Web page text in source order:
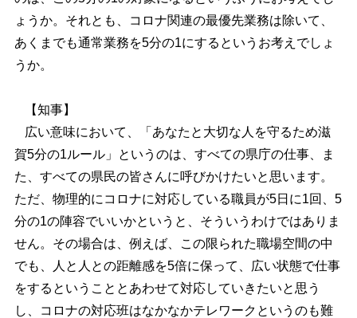
ょうか。それとも、コロナ関連の最優先業務は除いて、
あくまでも通常業務を5分の1にするというお考えでしょ
うか。
【知事】
広い意味において、「あなたと大切な人を守るため滋
賀5分の1ルール」というのは、すべての県庁の仕事、ま
た、すべての県民の皆さんに呼びかけたいと思います。
ただ、物理的にコロナに対応している職員が5日に1回、5
分の1の陣容でいいかというと、そういうわけではありま
せん。その場合は、例えば、この限られた職場空間の中
でも、人と人との距離感を5倍に保って、広い状態で仕事
をするということとあわせて対応していきたいと思う
し、コロナの対応班はなかなかテレワークというのも難